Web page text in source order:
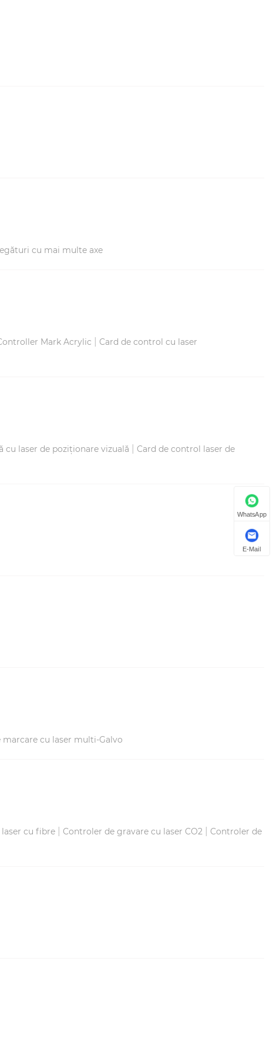
cu mai multe axe
Mark Acrylic
Card de control cu ​​laser
cu laser de poziționare vizuală
Card de control laser de
cu laser multi-Galvo
cu fibre Controler de gravare cu laser CO2
Controler de
WhatsApp
E-Mail